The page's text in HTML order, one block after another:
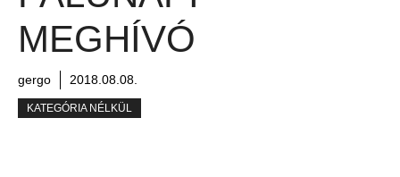
MEGHÍVÓ
gergo 2018.08.08.
KATEGÓRIA NÉLKÜL